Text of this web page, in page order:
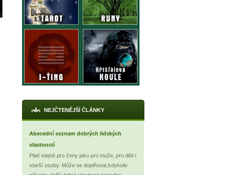
NEJČTENĚJŠÍ ČLÁNKY
Abecední seznam dobrých lidských
vlastností
Platí stejně pro ženy jako pro muže, pro děti i
starší osoby. Může se doplňovat,kdykoliv